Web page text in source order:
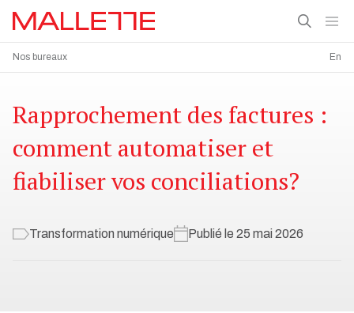
Nos bureaux En
Rapprochement des factures :
comment automatiser et
fiabiliser vos conciliations?
Transformation numérique Publié le 25 mai 2026